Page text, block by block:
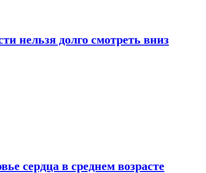
нельзя долго смотреть вниз
сердца в среднем возрасте